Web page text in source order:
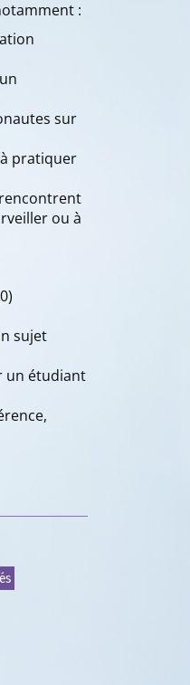
:
sur
pratiquer
ou à
sujet
un étudiant